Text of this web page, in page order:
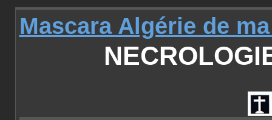
Mascara Algérie de